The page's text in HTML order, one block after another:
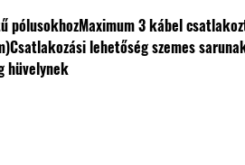
pólusokhozMaximum 3 kábel
Csatlakozási lehetőség szemes
hüvelynek